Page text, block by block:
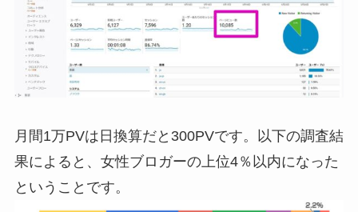
月間1万PVは日換算だと300PVです。以下の調査結
果によると、女性ブロガーの上位4％以内になった
ということです。